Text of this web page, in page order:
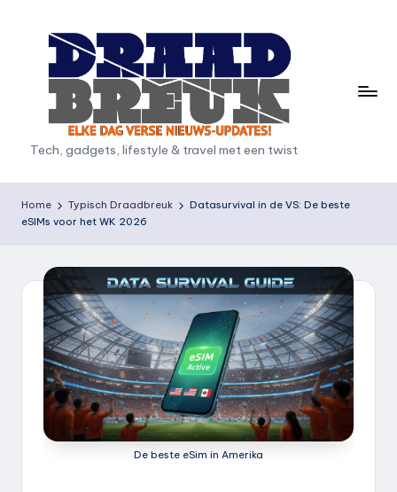
D
r
a
a
b
Tech, gadgets, lifestyle & travel met een twist
Home Typisch Draadbreuk
Datasurvival in de VS: De beste
eSIMs voor het WK 2026
De beste eSim in Amerika